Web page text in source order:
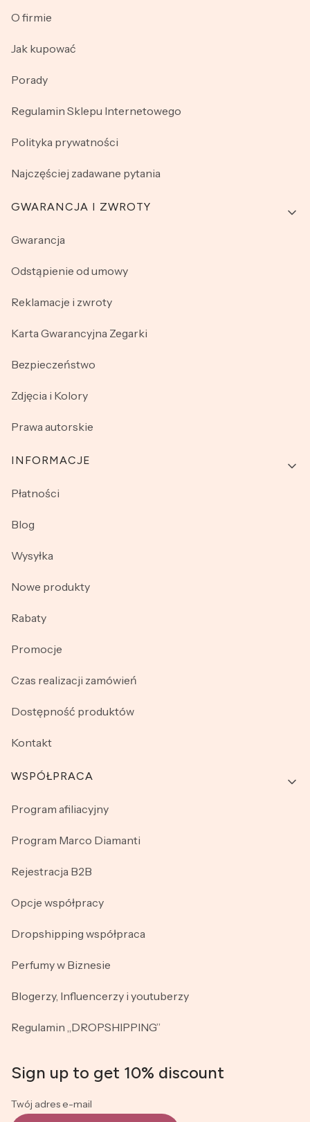
O firmie
Jak kupować
Porady
Regulamin Sklepu Internetowego
Polityka prywatności
Najczęściej zadawane pytania
GWARANCJA I ZWROTY
Gwarancja
Odstąpienie od umowy
Reklamacje i zwroty
Karta Gwarancyjna Zegarki
Bezpieczeństwo
Zdjęcia i Kolory
Prawa autorskie
INFORMACJE
Płatności
Blog
Wysyłka
Nowe produkty
Rabaty
Promocje
Czas realizacji zamówień
Dostępność produktów
Kontakt
WSPÓŁPRACA
Program afiliacyjny
Program Marco Diamanti
Rejestracja B2B
Opcje współpracy
Dropshipping współpraca
Perfumy w Biznesie
Blogerzy, Influencerzy i youtuberzy
Regulamin „DROPSHIPPING”
Sign up to get 10% discount
Twój adres e-mail